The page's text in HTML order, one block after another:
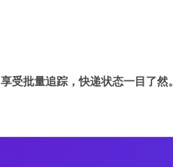
批量追踪，快递状态一目了然。